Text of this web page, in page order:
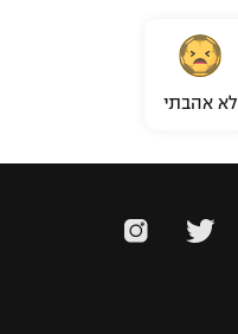
לא אהבתי